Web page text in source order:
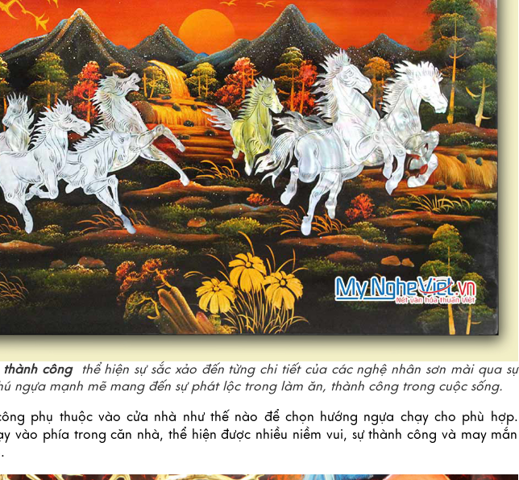
côngthể hiện sự sắc xảo đến từng chi tiết của các nghệ nhân sơn mài qua sự
ngựa mạnh mẽ mang đến sự phát lộc trong làm ăn, thành công trong cuộc sống.
phụ thuộc vào cửa nhà như thế nào để chọn hướng ngựa chạy cho phù hợp.
vào phía trong căn nhà, thể hiện được nhiều niềm vui, sự thành công và may mắn